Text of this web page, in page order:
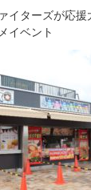
イターズが応
イベント